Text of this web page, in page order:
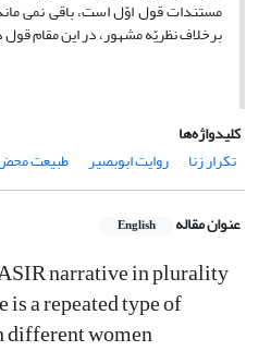
مستندات قول اوّل است، باقی نمی
برخلاف نظریّه مشهور، در این مقام
کلیدواژه‌ها
تکرار زنا
روایت ابوبصیر طبیعت
عنوان مقاله English
narrative in plurality
a repeated type of
women